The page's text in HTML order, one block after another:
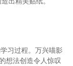
习过程。万兴喵影
想法创造令人惊叹